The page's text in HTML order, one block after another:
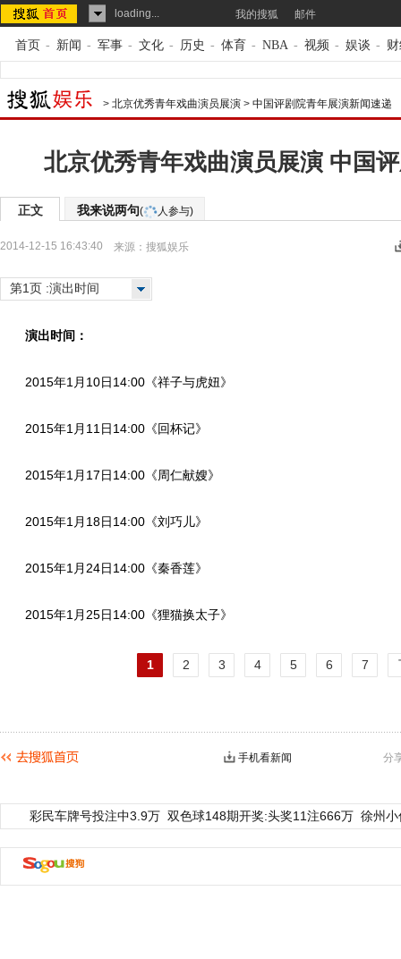
loading... 我的搜狐 邮件
首页 - 新闻 - 军事 - 文化 - 历史 - 体育 - NBA - 视频 - 娱谈 -
> 北京优秀青年戏曲演员展演 > 中国评剧院青年展演新闻速递
北京优秀青年戏曲演员展演 中国
正文 我来说两句( 人参与)
2014-12-15 16:43:40 来源： 搜狐娱乐
第1页 :演出时间
演出时间：
2015年1月10日14:00《祥子与虎妞》
2015年1月11日14:00《回杯记》
2015年1月17日14:00《周仁献嫂》
2015年1月18日14:00《刘巧儿》
2015年1月24日14:00《秦香莲》
2015年1月25日14:00《狸猫换太子》
1 2 3 4 5 6 7
分
手机看新闻
彩民车牌号投注中3.9万 双色球148期开奖:头奖11注666万 徐州